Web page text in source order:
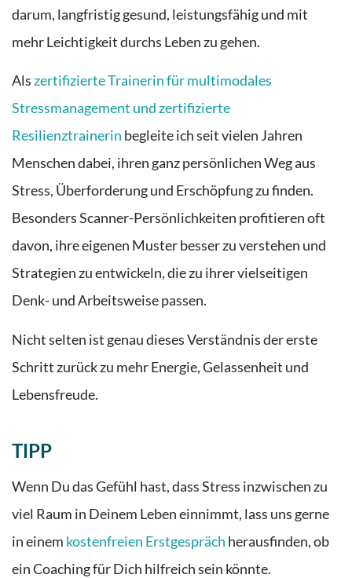
darum, langfristig gesund, leistungsfähig und mit
mehr Leichtigkeit durchs Leben zu gehen.
Alszertifizierte Trainerin für multimodales
Stressmanagement und zertifizierte
Resilienztrainerin begleite ich seit vielen Jahren
Menschen dabei, ihren ganz persönlichen Weg aus
Stress, Überforderung und Erschöpfung zu finden.
Besonders Scanner-Persönlichkeiten profitieren oft
davon, ihre eigenen Muster besser zu verstehen und
Strategien zu entwickeln, die zu ihrer vielseitigen
Denk- und Arbeitsweise passen.
Nicht selten ist genau dieses Verständnis der erste
Schritt zurück zu mehr Energie, Gelassenheit und
Lebensfreude.
TIPP
Wenn Du das Gefühl hast, dass Stress inzwischen zu
viel Raum in Deinem Leben einnimmt, lass uns gerne
in einem kostenfreien Erstgespräch herausfinden, ob
ein Coaching für Dich hilfreich sein könnte.